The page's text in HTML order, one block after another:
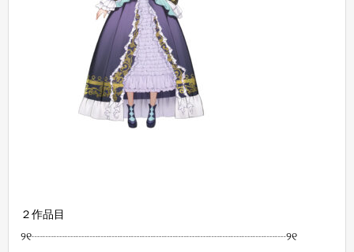
２作品目
୨୧┈┈┈┈┈┈┈┈┈┈┈┈┈┈┈┈┈┈┈┈┈┈┈୨୧